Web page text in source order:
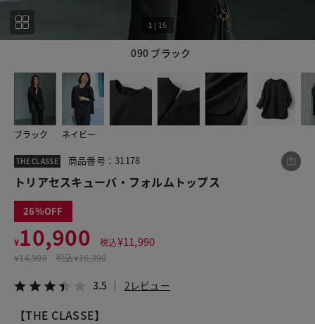
090 ブラック
1 | 15
ブラック ネイビー
THE CLASSE 商品番号：31178
トリアセスキューバ・フォルムトップス
26
¥10,900 税込¥11,990
¥14,900 税込¥16,390
3.5 2レビュー
【THE CLASSE】
この商品をシェアする
¥10,900 税込¥11,990